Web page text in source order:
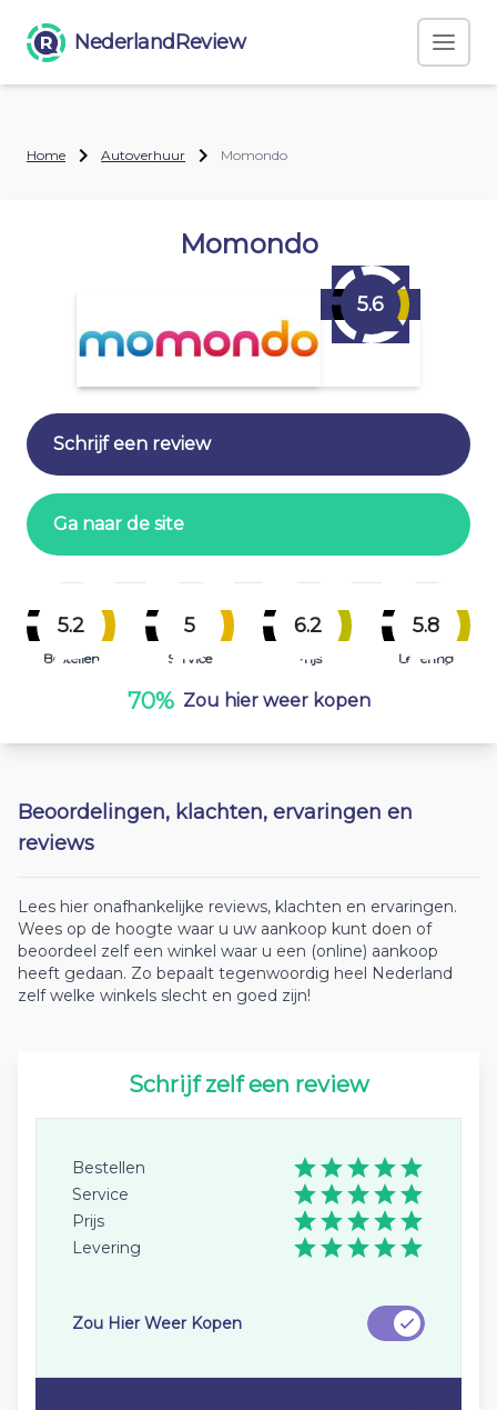
NederlandReview
Home Autoverhuur Momondo
Momondo
5.6
Schrijf een review
Ga naar de site
5.2
Bestellen
5
Service
6.2
Prijs
5.8
Levering
70% Zou hier weer kopen
Beoordelingen, klachten, ervaringen en
reviews
Lees hier onafhankelijke reviews, klachten en ervaringen.
Wees op de hoogte waar u uw aankoop kunt doen of
beoordeel zelf een winkel waar u een (online) aankoop
heeft gedaan. Zo bepaalt tegenwoordig heel Nederland
zelf welke winkels slecht en goed zijn!
Schrijf zelf een review
Bestellen
Service
Prijs
Levering
Zou Hier Weer Kopen